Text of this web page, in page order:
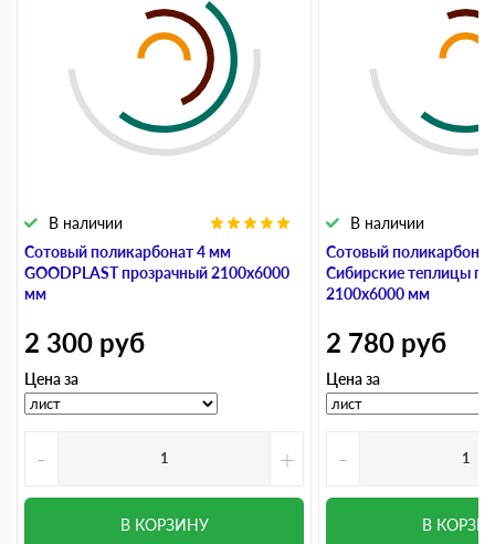
Сотовый поликарбонат 4 мм
GOODPLAST прозрачный 2100х6000
мм
В наличии
2 300 руб
Цена за
- +
В КОРЗИНУ
Сотовый
Сибирские теплицы
2100х6000 мм
В наличии
2 780 руб
Цена за
-
В